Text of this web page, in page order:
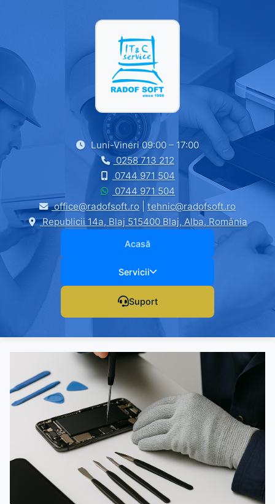
Luni-Vineri 09:00 – 17:00
0258 713 212
0744 971 504
0744 971 504
office@radofsoft.ro
tehnic@radofsoft.ro
Republicii 14a, Blaj 515400 Blaj, Alba, România
Acasă
Servicii
Suport